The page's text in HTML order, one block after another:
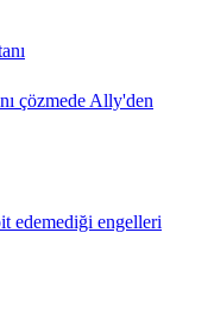
çözmede Ally'den
edemediği engelleri